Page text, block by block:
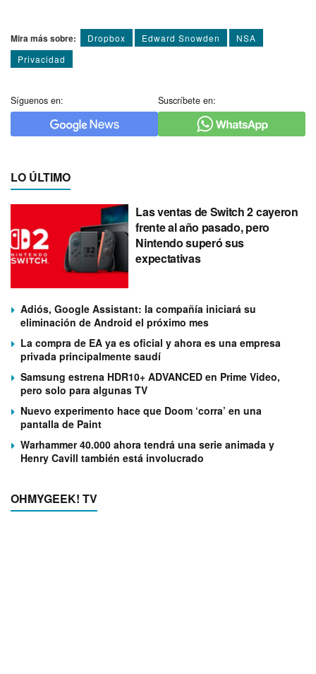
Mira más sobre: Dropbox Edward Snowden
NSA
Privacidad
Síguenos en: Suscríbete en:
LO ÚLTIMO
Las ventas de Switch 2 cayeron
frente al año pasado, pero
Nintendo superó sus
expectativas
Adiós, Google Assistant: la compañía iniciará su
eliminación de Android el próximo mes
La compra de EA ya es oficial y ahora es una empresa
privada principalmente saudí
Samsung estrena HDR10+ ADVANCED en Prime Video,
pero solo para algunas TV
Nuevo experimento hace que Doom ‘corra’ en una
pantalla de Paint
Warhammer 40.000 ahora tendrá una serie animada y
Henry Cavill también está involucrado
OHMYGEEK! TV